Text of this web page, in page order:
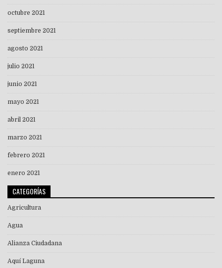
octubre 2021
septiembre 2021
agosto 2021
julio 2021
junio 2021
mayo 2021
abril 2021
marzo 2021
febrero 2021
enero 2021
CATEGORÍAS
Agricultura
Agua
Alianza Ciudadana
Aquí Laguna